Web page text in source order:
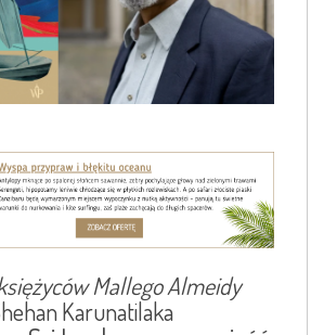
Mallego Almeidy
Karunatilaka